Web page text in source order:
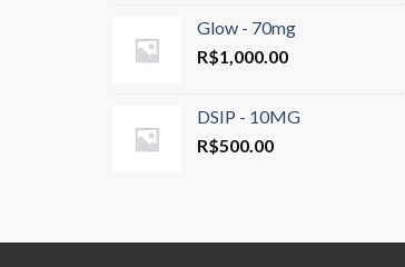
Glow - 70mg
R$1,000.00
DSIP - 10MG
R$500.00